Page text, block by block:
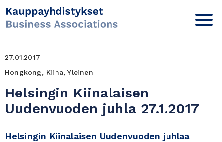
27.01.2017
Hongkong, Kiina, Yleinen
Helsingin Kiinalaisen
Uudenvuoden juhla 27.1.2017
Helsingin Kiinalaisen Uudenvuoden juhlaa